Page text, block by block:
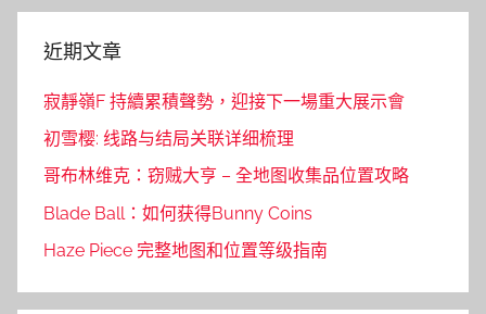
近期文章
寂靜嶺F 持續累積聲勢，迎接下一場重大展示會
初雪樱: 线路与结局关联详细梳理
哥布林维克：窃贼大亨 – 全地图收集品位置攻略
Blade Ball：如何获得Bunny Coins
Haze Piece 完整地图和位置等级指南